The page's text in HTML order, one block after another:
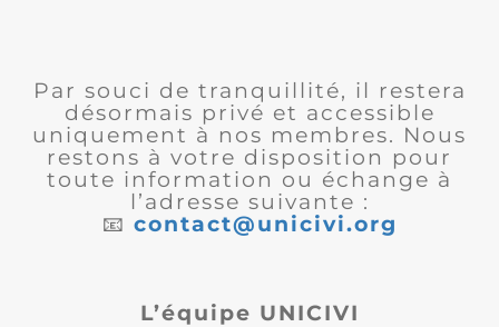
Par souci de tranquillité, il restera
désormais privé et accessible
uniquement à nos membres. Nous
restons à votre disposition pour
toute information ou échange à
l’adresse suivante :
📧 contact@unicivi.org
L’équipe UNICIVI